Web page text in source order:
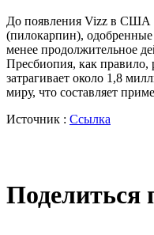
До появления Vizz в США
(пилокарпин),
менее продолжительное
Пресбиопия, как правило,
затрагивает около 1,8
миру, что составляет
Источник : Ссылка
Поделиться